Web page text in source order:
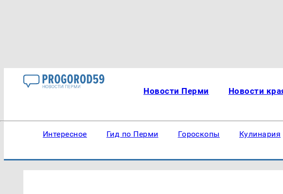
Новости Перми Новости
Интересное Гид по Перми Гороскопы Кулинария